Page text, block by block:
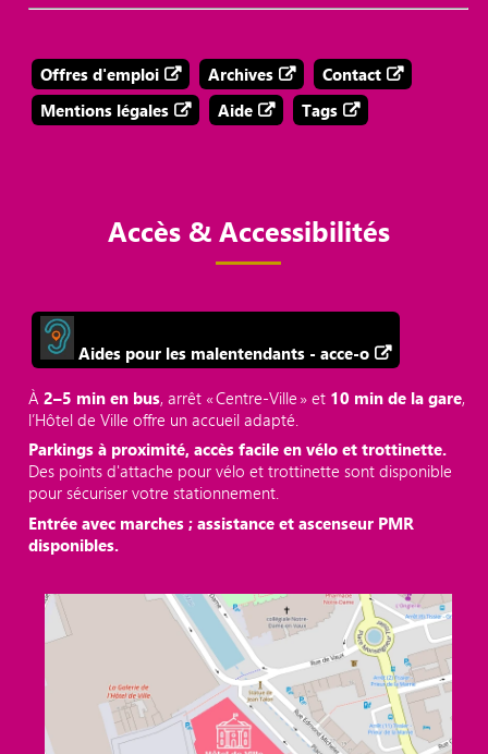
Offres d'emploi Archives
Contact
Mentions légales
Aide Tags
Accès & Accessibilités
Aides pour les malentendants - acce-o
À2–5 min en bus, arrêt « Centre‑Ville » et 10 min de la gare,
l’Hôtel de Ville offre un accueil adapté.
Parkings à proximité, accès facile en vélo et trottinette.
Des points d'attache pour vélo et trottinette sont disponible
pour sécuriser votre stationnement.
Entrée avec marches ; assistance et ascenseur PMR
disponibles.